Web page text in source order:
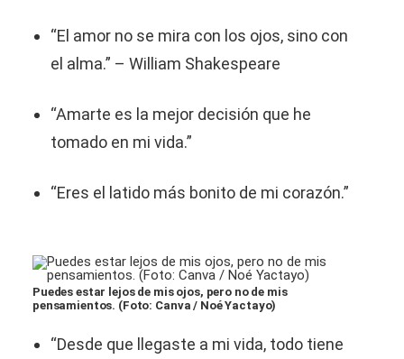
“El amor no se mira con los ojos, sino con
el alma.” – William Shakespeare
“Amarte es la mejor decisión que he
tomado en mi vida.”
“Eres el latido más bonito de mi corazón.”
Puedes estar lejos de mis ojos, pero no de mis
pensamientos. (Foto: Canva / Noé Yactayo)
“Desde que llegaste a mi vida, todo tiene